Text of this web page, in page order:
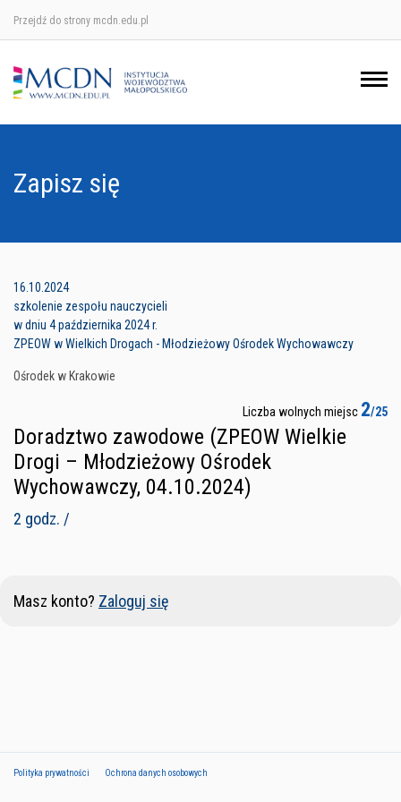
Przejdź do strony mcdn.edu.pl
Zapisz się
16.10.2024
szkolenie zespołu nauczycieli
w dniu 4 października 2024 r.
ZPEOW w Wielkich Drogach - Młodzieżowy Ośrodek Wychowawczy
Ośrodek w Krakowie
Liczba wolnych miejsc 2/25
Doradztwo zawodowe (ZPEOW Wielkie
Drogi – Młodzieżowy Ośrodek
Wychowawczy, 04.10.2024)
2 godz. /
Masz konto? Zaloguj się
Polityka prywatności Ochrona danych osobowych
Ośrodek w Krakowie
Ośrodek w Nowym Sączu
Ośrodek w Tarnowie